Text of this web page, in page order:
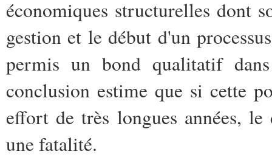
économiques structurelles dont
gestion et le début d'un
permis un bond qualitatif
conclusion estime que si cette
effort de très longues années,
une fatalité.